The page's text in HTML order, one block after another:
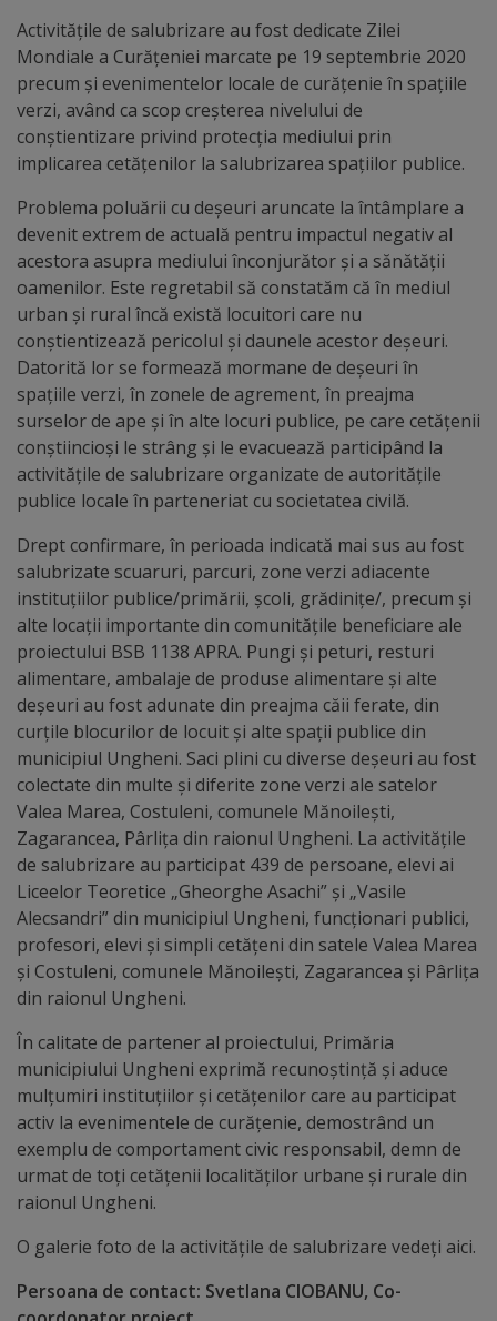
Obiective
turistice
Sculpturi
(harta
sculpturilor)
Monumente
arhitecturale
Personalități
marcante
Sportivi
de
performanță
Orașul
în
imagini
Galerie
video
Galerii
foto
Administrație
Primar
Viceprimari
Organigrama
Aparatul
primăriei
Activitățile de salubrizare au fost dedicate Zilei
Mondiale a Curățeniei marcate pe 19 septembrie 2020
precum și evenimentelor locale de curățenie în spațiile
verzi, având ca scop creșterea nivelului de
conștientizare privind protecția mediului prin
implicarea cetățenilor la salubrizarea spațiilor publice.
Problema poluării cu deșeuri aruncate la întâmplare a
devenit extrem de actuală pentru impactul negativ al
acestora asupra mediului înconjurător și a sănătății
oamenilor. Este regretabil să constatăm că în mediul
urban și rural încă există locuitori care nu
conștientizează pericolul și daunele acestor deșeuri.
Datorită lor se formează mormane de deșeuri în
spațiile verzi, în zonele de agrement, în preajma
surselor de ape și în alte locuri publice, pe care cetățenii
conștiincioși le strâng și le evacuează participând la
activitățile de salubrizare organizate de autoritățile
publice locale în parteneriat cu societatea civilă.
Drept confirmare, în perioada indicată mai sus au fost
salubrizate scuaruri, parcuri, zone verzi adiacente
instituțiilor publice/primării, școli, grădinițe/, precum și
alte locații importante din comunitățile beneficiare ale
proiectului BSB 1138 APRA. Pungi și peturi, resturi
alimentare, ambalaje de produse alimentare și alte
deșeuri au fost adunate din preajma căii ferate, din
curțile blocurilor de locuit și alte spații publice din
municipiul Ungheni. Saci plini cu diverse deșeuri au fost
colectate din multe și diferite zone verzi ale satelor
Valea Marea, Costuleni, comunele Mănoilești,
Zagarancea, Pârlița din raionul Ungheni. La activitățile
de salubrizare au participat 439 de persoane, elevi ai
Liceelor Teoretice „Gheorghe Asachi” și „Vasile
Alecsandri” din municipiul Ungheni, funcționari publici,
profesori, elevi și simpli cetățeni din satele Valea Marea
și Costuleni, comunele Mănoilești, Zagarancea și Pârlița
din raionul Ungheni.
În calitate de partener al proiectului, Primăria
municipiului Ungheni exprimă recunoștință și aduce
mulțumiri instituțiilor și cetățenilor care au participat
activ la evenimentele de curățenie, demostrând un
exemplu de comportament civic responsabil, demn de
urmat de toți cetățenii localităților urbane și rurale din
raionul Ungheni.
O galerie foto de la activitățile de salubrizare vedeți aici.
Persoana de contact: Svetlana CIOBANU, Co-